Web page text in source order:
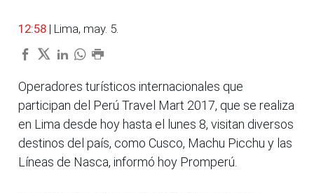
12:58 | Lima, may. 5.
Operadores turísticos internacionales que
participan del Perú Travel Mart 2017, que se realiza
en Lima desde hoy hasta el lunes 8, visitan diversos
destinos del país, como Cusco, Machu Picchu y las
Líneas de Nasca, informó hoy Promperú.